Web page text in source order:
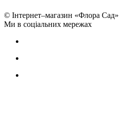
© Інтернет–магазин «Флора Сад»
Ми в соціальних мережах